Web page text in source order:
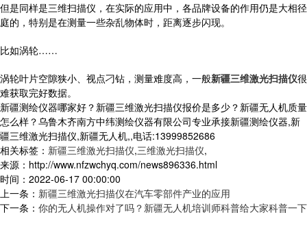
但是同样是三维扫描仪，在实际的应用中，各品牌设备的作用仍是大相径
庭的，特别是在测量一些杂乱物体时，距离逐步闪现。
比如涡轮……
涡轮叶片空隙狭小、视点刁钻，测量难度高，一般新疆三维激光扫描仪很
难获取完好数据。
新疆测绘仪器哪家好？新疆三维激光扫描仪报价是多少？新疆无人机质量
怎么样？乌鲁木齐南方中纬测绘仪器有限公司专业承接新疆测绘仪器,新
疆三维激光扫描仪,新疆无人机,,电话:13999852686
相关标签： 新疆三维激光扫描仪,三维激光扫描仪,
来源：http://www.nfzwchyq.com/news896336.html
时间：2022-06-17 00:00:00
上一条： 新疆三维激光扫描仪在汽车零部件产业的应用
下一条： 你的无人机操作对了吗？新疆无人机培训师科普给大家科普一下